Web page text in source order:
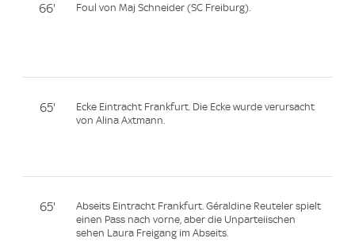
66' Foul von Maj Schneider (SC Freiburg).
65'
Ecke Eintracht Frankfurt. Die Ecke wurde verursacht
von Alina Axtmann.
65'
Abseits Eintracht Frankfurt. Géraldine Reuteler spielt
einen Pass nach vorne, aber die Unparteiischen
sehen Laura Freigang im Abseits.